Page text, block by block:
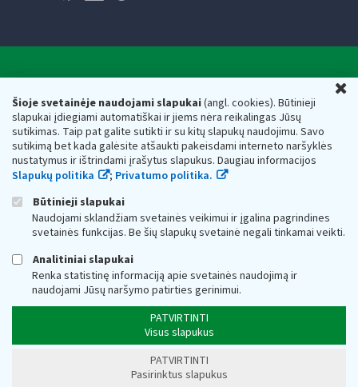
Šioje svetainėje naudojami slapukai(angl. cookies). Būtinieji
slapukai įdiegiami automatiškai ir jiems nėra reikalingas Jūsų
sutikimas. Taip pat galite sutikti ir su kitų slapukų naudojimu. Savo
sutikimą bet kada galėsite atšaukti pakeisdami interneto naršyklės
nustatymus ir ištrindami įrašytus slapukus. Daugiau informacijos
Slapukų politika
; Privatumo politika.
Būtinieji slapukai
Naudojami sklandžiam svetainės veikimui ir įgalina pagrindines
svetainės funkcijas. Be šių slapukų svetainė negali tinkamai veikti.
Analitiniai slapukai
Renka statistinę informaciją apie svetainės naudojimą ir
naudojami Jūsų naršymo patirties gerinimui.
PATVIRTINTI
Visus slapukus
PATVIRTINTI
Pasirinktus slapukus
Respublikos finansų ministerijos
Biudžetinė įstaiga. Juridinio asmens kodas — 188659752,
adresas: Vasario 16-osios g. 14, 01107 Vilnius, Lietuva, el.paštas:
vmi@vmi.lt, E. pristatymo dėžutės adresas 188659752
Duomenys apie Valstybinę mokesčių inspekciją prie Lietuvos
Respublikos finansų ministerijos kaupiami ir saugomi Juridinių